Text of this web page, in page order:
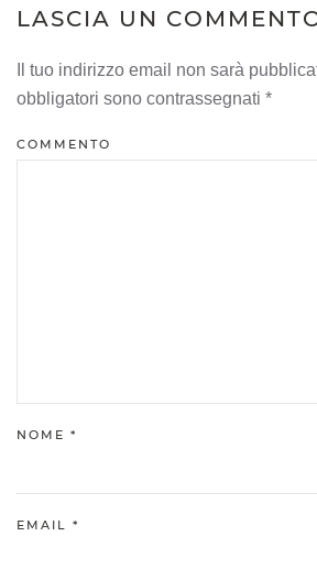
LASCIA UN
Il tuo indirizzo email non sarà
obbligatori sono contrassegnati *
COMMENTO
NOME *
EMAIL *